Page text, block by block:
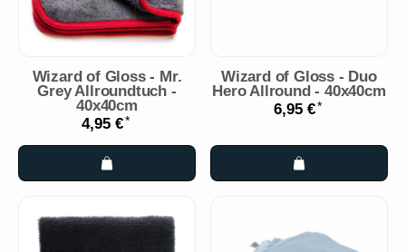
Wizard of Gloss - Mr.
Grey Allroundtuch -
40x40cm
4,95 €*
Wizard of Gloss - Duo
Hero Allround - 40x40cm
6,95 €*